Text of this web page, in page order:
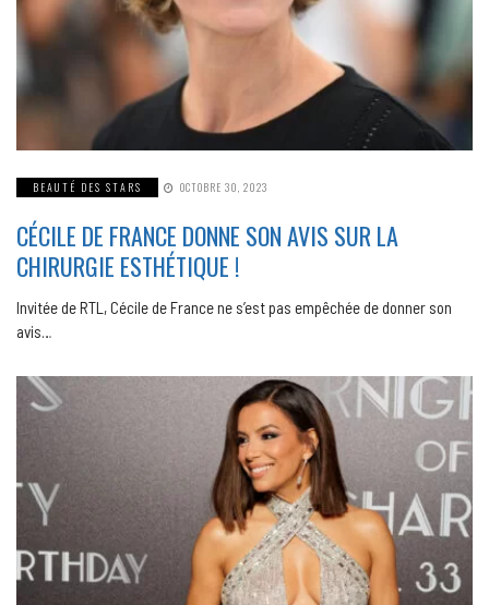
BEAUTÉ DES STARS OCTOBRE 30, 2023
CÉCILE DE FRANCE DONNE SON AVIS SUR LA
CHIRURGIE ESTHÉTIQUE !
Invitée de RTL, Cécile de France ne s’est pas empêchée de donner son
avis…